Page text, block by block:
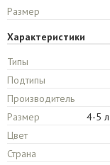
Размер
Характеристики
Типы
Подтипы
Производитель
Размер
4-5
Цвет
Страна